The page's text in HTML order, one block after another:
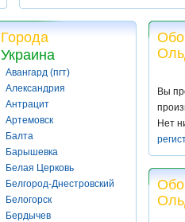
Города
Украина
Авангард (пгт)
Александрия
Антрацит
Артемовск
Балта
Барышевка
Белая Церковь
Белгород-Днестровский
Белогорск
Бердычев
Вы
Нет